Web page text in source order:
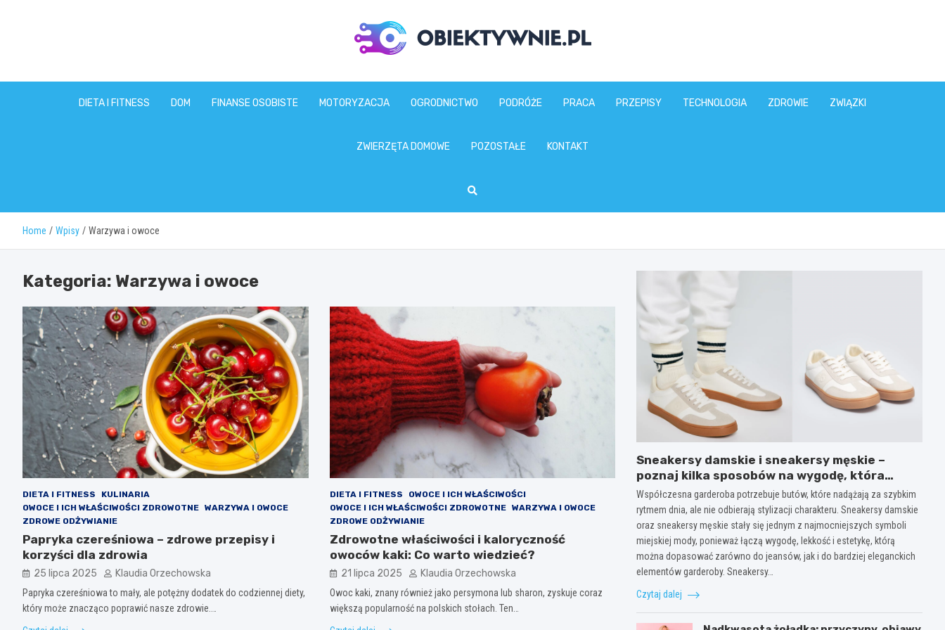
obiektywnie.pl
DIETA I FITNESS DOM FINANSE OSOBISTE MOTORYZACJA OGRODNICTWO PODRÓŻE PRACA PRZEPISY TECHNOLOGIA ZDROWIE ZWIĄZKI
ZWIERZĘTA DOMOWE POZOSTAŁE KONTAKT
Home Wpisy Warzywa i owoce
Kategoria: Warzywa i owoce
DIETA I FITNESS
KULINARIA
OWOCE I ICH WŁAŚCIWOŚCI ZDROWOTNE WARZYWA I OWOCE
ZDROWE ODŻYWIANIE
Papryka czereśniowa – zdrowe przepisy i
korzyści dla zdrowia
25 lipca 2025 Klaudia Orzechowska
Papryka czereśniowa to mały, ale potężny dodatek do codziennej diety,
który może znacząco poprawić nasze zdrowie.…
DIETA I FITNESS
OWOCE I ICH WŁAŚCIWOŚCI
OWOCE I ICH WŁAŚCIWOŚCI ZDROWOTNE WARZYWA I OWOCE
ZDROWE ODŻYWIANIE
Zdrowotne właściwości i kaloryczność
owoców kaki: Co warto wiedzieć?
21 lipca 2025 Klaudia Orzechowska
Owoc kaki, znany również jako persymona lub sharon, zyskuje coraz
większą popularność na polskich stołach. Ten…
Sneakersy damskie i sneakersy męskie –
poznaj kilka sposobów na wygodę, która
wygląda modnie każdego dnia
Współczesna garderoba potrzebuje butów, które nadążają za szybkim
rytmem dnia, ale nie odbierają stylizacji charakteru. Sneakersy damskie
oraz sneakersy męskie stały się jednym z najmocniejszych symboli
miejskiej mody, ponieważ łączą wygodę, lekkość i estetykę, którą
można dopasować zarówno do jeansów, jak i do bardziej eleganckich
elementów garderoby. Sneakersy…
Czytaj dalej